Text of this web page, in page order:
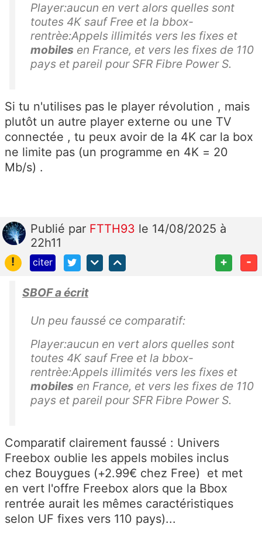
Player:aucun en vert alors quelles sont
toutes 4K sauf Free et la bbox-
rentrèe:Appels illimités vers les fixes et
mobiles en France, et vers les fixes de 110
pays et pareil pour SFR Fibre Power S.
Si tu n'utilises pas le player révolution , mais
plutôt un autre player externe ou une TV
connectée , tu peux avoir de la 4K car la box
ne limite pas (un programme en 4K = 20
Mb/s) .
Publié par FTTH93 le 14/08/2025 à
22h11
!
citer + -
SBOF a écrit
Un peu faussé ce comparatif:
Player:aucun en vert alors quelles sont
toutes 4K sauf Free et la bbox-
rentrèe:Appels illimités vers les fixes et
mobiles en France, et vers les fixes de 110
pays et pareil pour SFR Fibre Power S.
Comparatif clairement faussé : Univers
Freebox oublie les appels mobiles inclus
chez Bouygues (+2.99€ chez Free) et met
en vert l'offre Freebox alors que la Bbox
rentrée aurait les mêmes caractéristiques
selon UF fixes vers 110 pays)...